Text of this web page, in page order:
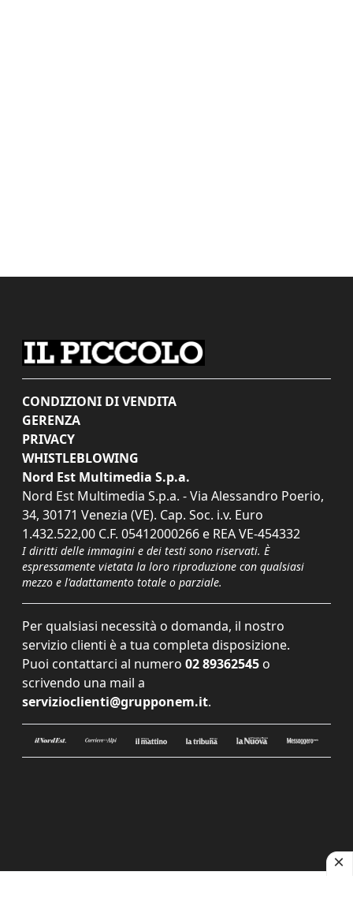
CONDIZIONI DI VENDITA
GERENZA
PRIVACY
WHISTLEBLOWING
Nord Est Multimedia S.p.a.
Nord Est Multimedia S.p.a. - Via Alessandro Poerio,
34, 30171 Venezia (VE). Cap. Soc. i.v. Euro
1.432.522,00 C.F. 05412000266 e REA VE-454332
I diritti delle immagini e dei testi sono riservati. È
espressamente vietata la loro riproduzione con qualsiasi
mezzo e l'adattamento totale o parziale.
Per qualsiasi necessità o domanda, il nostro
servizio clienti è a tua completa disposizione.
Puoi contattarci al numero 02 89362545 o
scrivendo una mail a
servizioclienti@grupponem.it.